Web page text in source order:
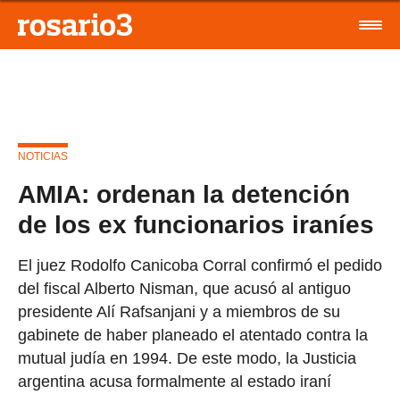
NOTICIAS
AMIA: ordenan la detención
de los ex funcionarios iraníes
El juez Rodolfo Canicoba Corral confirmó el pedido
del fiscal Alberto Nisman, que acusó al antiguo
presidente Alí Rafsanjani y a miembros de su
gabinete de haber planeado el atentado contra la
mutual judía en 1994. De este modo, la Justicia
argentina acusa formalmente al estado iraní